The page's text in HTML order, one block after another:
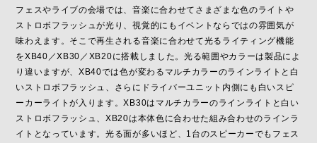
フェスやライブの会場では、音楽に合わせてさまざまな色のライトや
ストロボフラッシュが光り、視覚的にもイベントならではの雰囲気が
味わえます。そこで再生される音楽に合わせて光るライティング機能
をXB40／XB30／XB20に搭載しました。光る範囲やカラーは製品によ
り違いますが、XB40では色が変わるマルチカラーのラインライトと白
いストロボフラッシュ、さらにドライバーユニット内側にも白いスピ
ーカーライトが入ります。XB30はマルチカラーのラインライトと白い
ストロボフラッシュ、XB20は本体色に合わせた組み合わせのラインラ
イトとなっています。光る面が多いほど、1台のスピーカーでもフェス